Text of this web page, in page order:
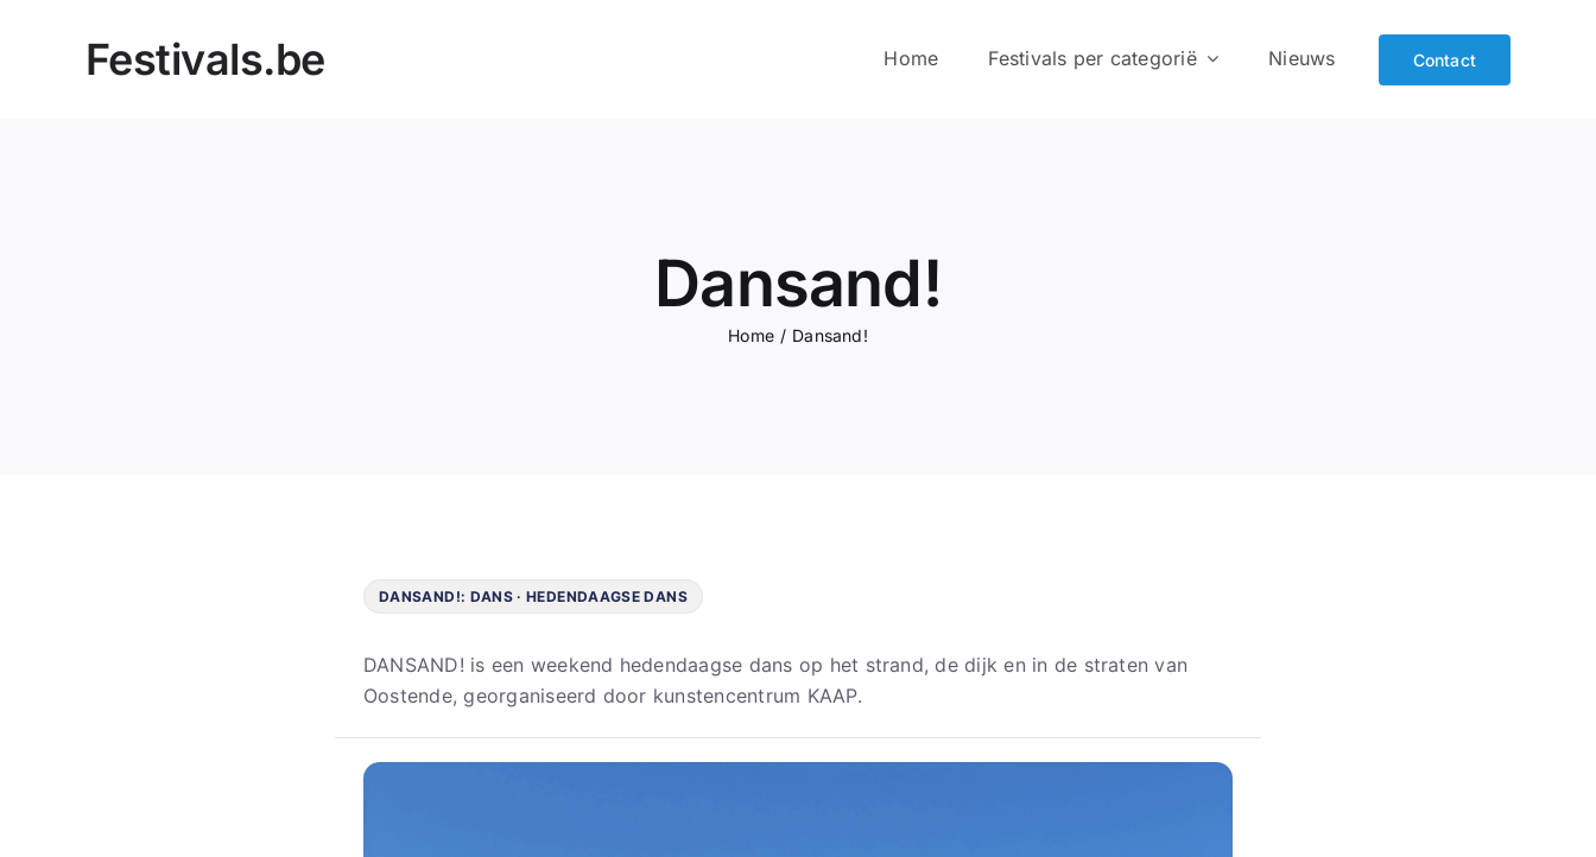
Festivals.be Home Festivals per categorië Nieuws Contact
Dansand!
Home Dansand!
DANSAND!: DANS · HEDENDAAGSE DANS
DANSAND! is een weekend hedendaagse dans op het strand, de dijk en in de straten van
Oostende, georganiseerd door kunstencentrum KAAP.